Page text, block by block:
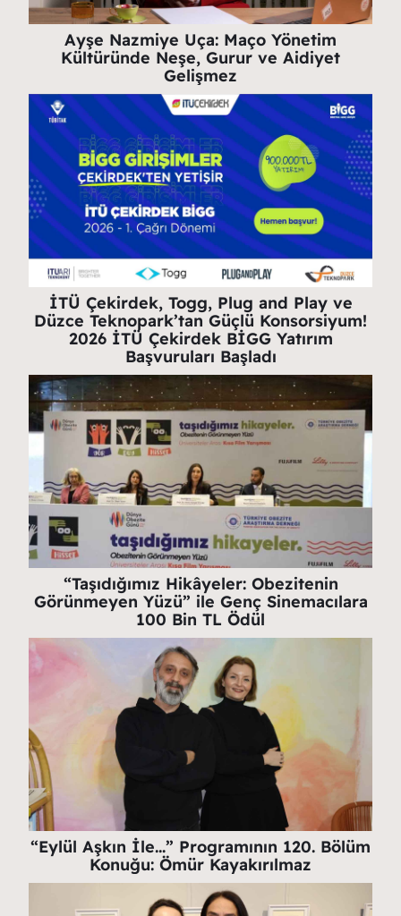
Ayşe Nazmiye Uça: Maço Yönetim
Kültüründe Neşe, Gurur ve Aidiyet
Gelişmez
İTÜ Çekirdek, Togg, Plug and Play ve
Düzce Teknopark’tan Güçlü Konsorsiyum!
2026 İTÜ Çekirdek BİGG Yatırım
Başvuruları Başladı
“Taşıdığımız Hikâyeler: Obezitenin
Görünmeyen Yüzü” ile Genç Sinemacılara
100 Bin TL Ödül
“Eylül Aşkın İle…” Programının 120. Bölüm
Konuğu: Ömür Kayakırılmaz